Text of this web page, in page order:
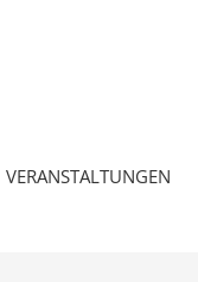
VERANSTALTUNGEN